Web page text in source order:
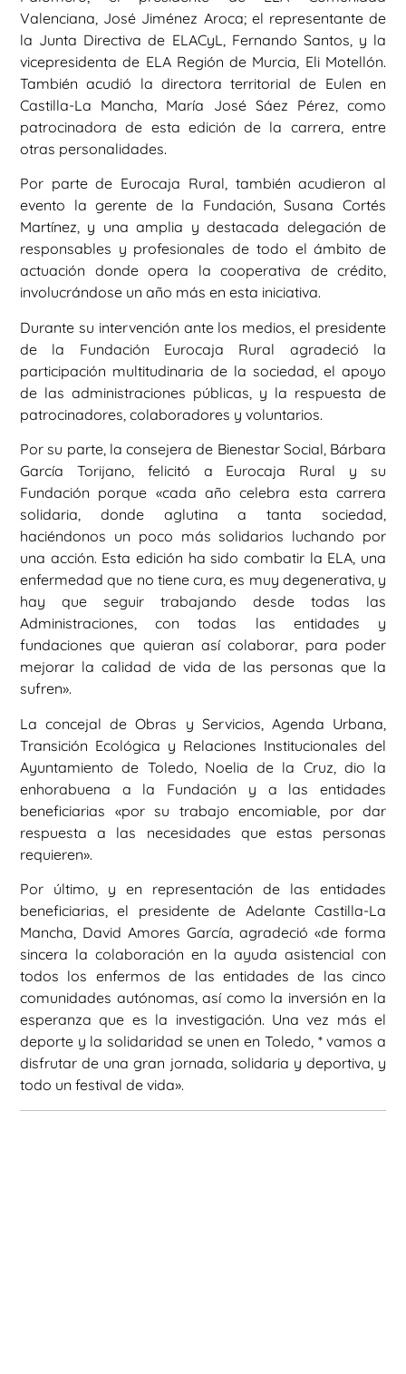
Valenciana, José Jiménez Aroca; el representante de
la Junta Directiva de ELACyL, Fernando Santos, y la
vicepresidenta de ELA Región de Murcia, Eli Motellón.
También acudió la directora territorial de Eulen en
Castilla-La Mancha, María José Sáez Pérez, como
patrocinadora de esta edición de la carrera, entre
otras personalidades.
Por parte de Eurocaja Rural, también acudieron al
evento la gerente de la Fundación, Susana Cortés
Martínez, y una amplia y destacada delegación de
responsables y profesionales de todo el ámbito de
actuación donde opera la cooperativa de crédito,
involucrándose un año más en esta iniciativa.
Durante su intervención ante los medios, el presidente
de la Fundación Eurocaja Rural agradeció la
participación multitudinaria de la sociedad, el apoyo
de las administraciones públicas, y la respuesta de
patrocinadores, colaboradores y voluntarios.
Por su parte, la consejera de Bienestar Social, Bárbara
García Torijano, felicitó a Eurocaja Rural y su
Fundación porque «cada año celebra esta carrera
solidaria, donde aglutina a tanta sociedad,
haciéndonos un poco más solidarios luchando por
una acción. Esta edición ha sido combatir la ELA, una
enfermedad que no tiene cura, es muy degenerativa, y
hay que seguir trabajando desde todas las
Administraciones, con todas las entidades y
fundaciones que quieran así colaborar, para poder
mejorar la calidad de vida de las personas que la
sufren».
La concejal de Obras y Servicios, Agenda Urbana,
Transición Ecológica y Relaciones Institucionales del
Ayuntamiento de Toledo, Noelia de la Cruz, dio la
enhorabuena a la Fundación y a las entidades
beneficiarias «por su trabajo encomiable, por dar
respuesta a las necesidades que estas personas
requieren».
Por último, y en representación de las entidades
beneficiarias, el presidente de Adelante Castilla-La
Mancha, David Amores García, agradeció «de forma
sincera la colaboración en la ayuda asistencial con
todos los enfermos de las entidades de las cinco
comunidades autónomas, así como la inversión en la
esperanza que es la investigación. Una vez más el
deporte y la solidaridad se unen en Toledo, * vamos a
disfrutar de una gran jornada, solidaria y deportiva, y
todo un festival de vida».